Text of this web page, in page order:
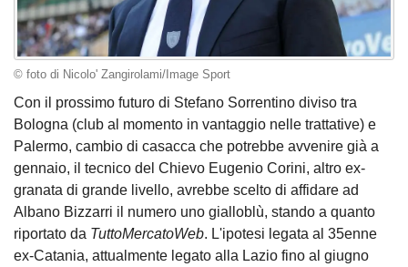
© foto di Nicolo' Zangirolami/Image Sport
Con il prossimo futuro di Stefano Sorrentino diviso tra
Bologna (club al momento in vantaggio nelle trattative) e
Palermo, cambio di casacca che potrebbe avvenire già a
gennaio, il tecnico del Chievo Eugenio Corini, altro ex-
granata di grande livello, avrebbe scelto di affidare ad
Albano Bizzarri il numero uno gialloblù, stando a quanto
riportato da TuttoMercatoWeb. L'ipotesi legata al 35enne
ex-Catania, attualmente legato alla Lazio fino al giugno